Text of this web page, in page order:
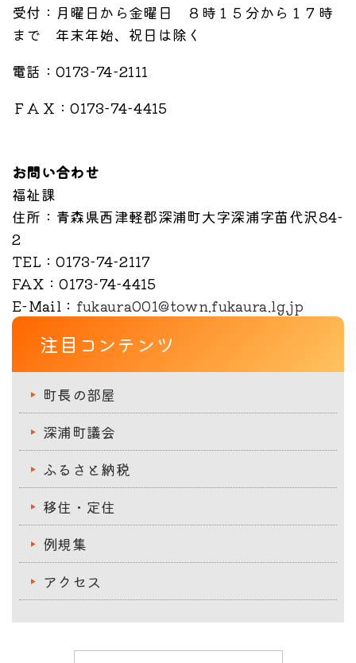
受付：月曜日から金曜日 ８時１５分から１７時
まで 年末年始、祝日は除く
電話：0173-74-2111
ＦＡＸ：0173-74-4415
お問い合わせ
福祉課
住所 ：青森県西津軽郡深浦町大字深浦字苗代沢84-
2
TEL ：0173-74-2117
FAX ：0173-74-4415
E-Mail ： fukaura001@town.fukaura.lg.jp
注目コンテンツ
町長の部屋
深浦町議会
ふるさと納税
移住・定住
例規集
アクセス